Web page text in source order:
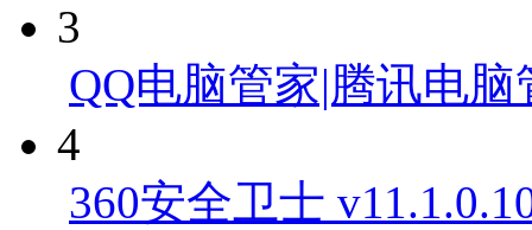
3
QQ电脑管家|腾讯电脑
4
360安全卫士